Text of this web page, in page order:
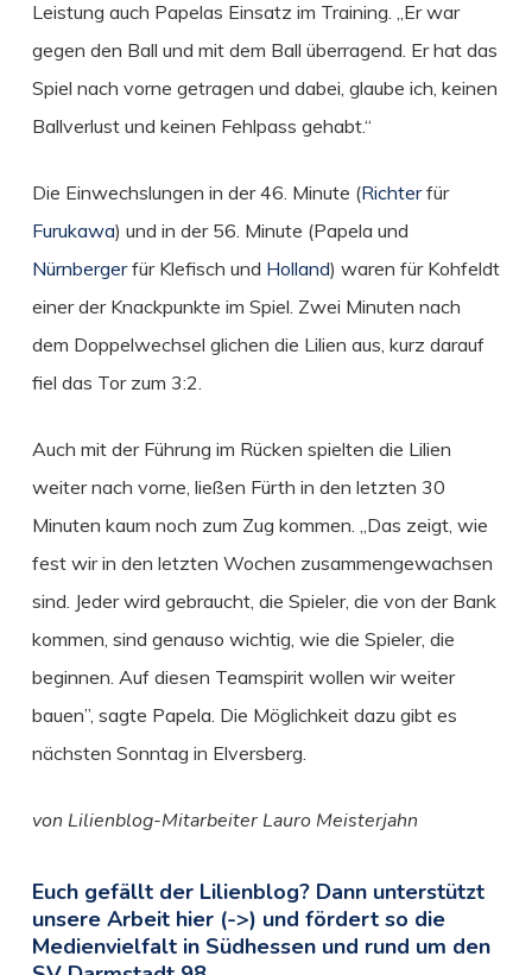
Leistung auch Papelas Einsatz im Training. „Er war
gegen den Ball und mit dem Ball überragend. Er hat das
Spiel nach vorne getragen und dabei, glaube ich, keinen
Ballverlust und keinen Fehlpass gehabt.“
Die Einwechslungen in der 46. Minute (Richterfür
Furukawa) und in der 56. Minute (Papela und
Nürnbergerfür Klefisch und Holland) waren für Kohfeldt
einer der Knackpunkte im Spiel. Zwei Minuten nach
dem Doppelwechsel glichen die Lilien aus, kurz darauf
fiel das Tor zum 3:2.
Auch mit der Führung im Rücken spielten die Lilien
weiter nach vorne, ließen Fürth in den letzten 30
Minuten kaum noch zum Zug kommen. „Das zeigt, wie
fest wir in den letzten Wochen zusammengewachsen
sind. Jeder wird gebraucht, die Spieler, die von der Bank
kommen, sind genauso wichtig, wie die Spieler, die
beginnen. Auf diesen Teamspirit wollen wir weiter
bauen”, sagte Papela. Die Möglichkeit dazu gibt es
nächsten Sonntag in Elversberg.
von Lilienblog-Mitarbeiter Lauro Meisterjahn
Euch gefällt der Lilienblog? Dann unterstützt
unsere Arbeit hier (->) und fördert so die
Medienvielfalt in Südhessen und rund um den